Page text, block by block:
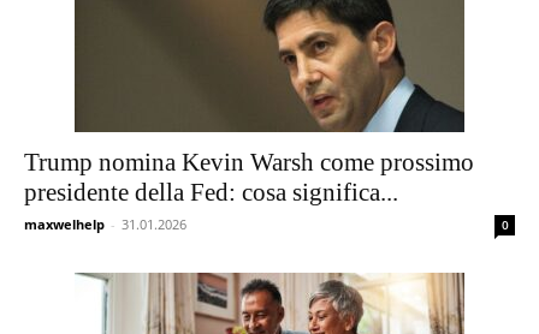
Trump nomina Kevin Warsh come prossimo
presidente della Fed: cosa significa...
maxwelhelp - 31.01.2026 0